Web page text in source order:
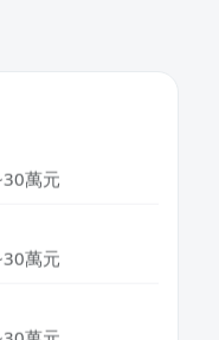
萬元
萬元
萬元
萬元